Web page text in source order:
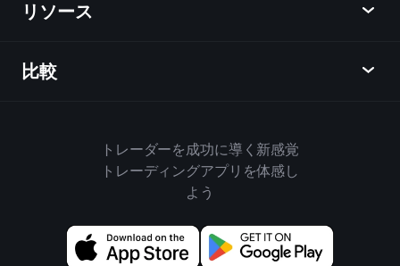
ラーニングハブ
メッセンジャー
外国為替
指数
アフィリエイトプログラム
企業情報
Playtradeについて
ウィジェット
リソース
ヘルプセンター
ハウスルール
クッキーポリシー
ディスクロージャー
比較
TradingView
トレーダーを成功に導く新感覚
トレーディングアプリを体感し
よう